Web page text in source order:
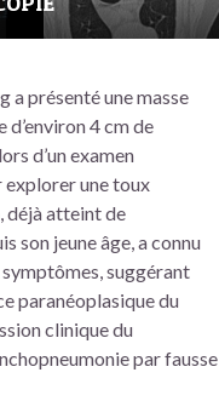
a présenté une masse
4 cm de
d’un examen
une toux
déjà atteint de
son jeune âge, a connu
suggérant
paranéoplasique du
clinique du
par fausse